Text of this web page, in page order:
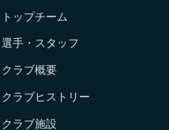
トップチーム
選手・スタッフ
クラブ概要
クラブヒストリー
クラブ施設